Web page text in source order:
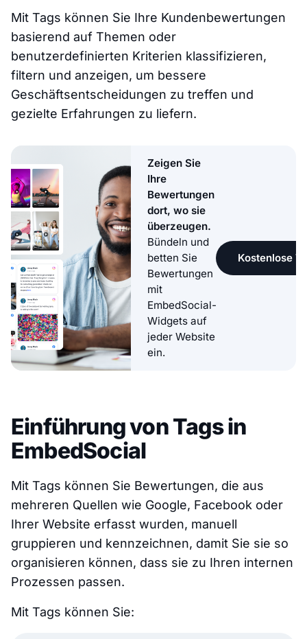
Mit Tags können Sie Ihre Kundenbewertungen
basierend auf Themen oder
benutzerdefinierten Kriterien klassifizieren,
filtern und anzeigen, um bessere
Geschäftsentscheidungen zu treffen und
gezielte Erfahrungen zu liefern.
Zeigen Sie
Ihre
Bewertungen
dort, wo sie
überzeugen.
Bündeln und
betten Sie
Bewertungen
mit
EmbedSocial-
Widgets auf
jeder Website
ein.
Kostenlose
Einführung von Tags in
EmbedSocial
Mit Tags können Sie Bewertungen, die aus
mehreren Quellen wie Google, Facebook oder
Ihrer Website erfasst wurden, manuell
gruppieren und kennzeichnen, damit Sie sie so
organisieren können, dass sie zu Ihren internen
Prozessen passen.
Mit Tags können Sie: